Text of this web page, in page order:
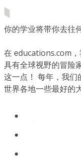
你的学业将带你去往
在 educations.com
具有全球视野的冒险
这一点！ 每年，我
世界各地一些最好的